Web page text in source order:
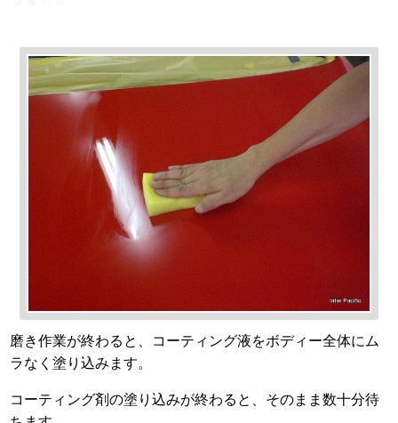
磨き作業が終わると、コーティング液をボディー全体にム
ラなく塗り込みます。
コーティング剤の塗り込みが終わると、そのまま数十分待